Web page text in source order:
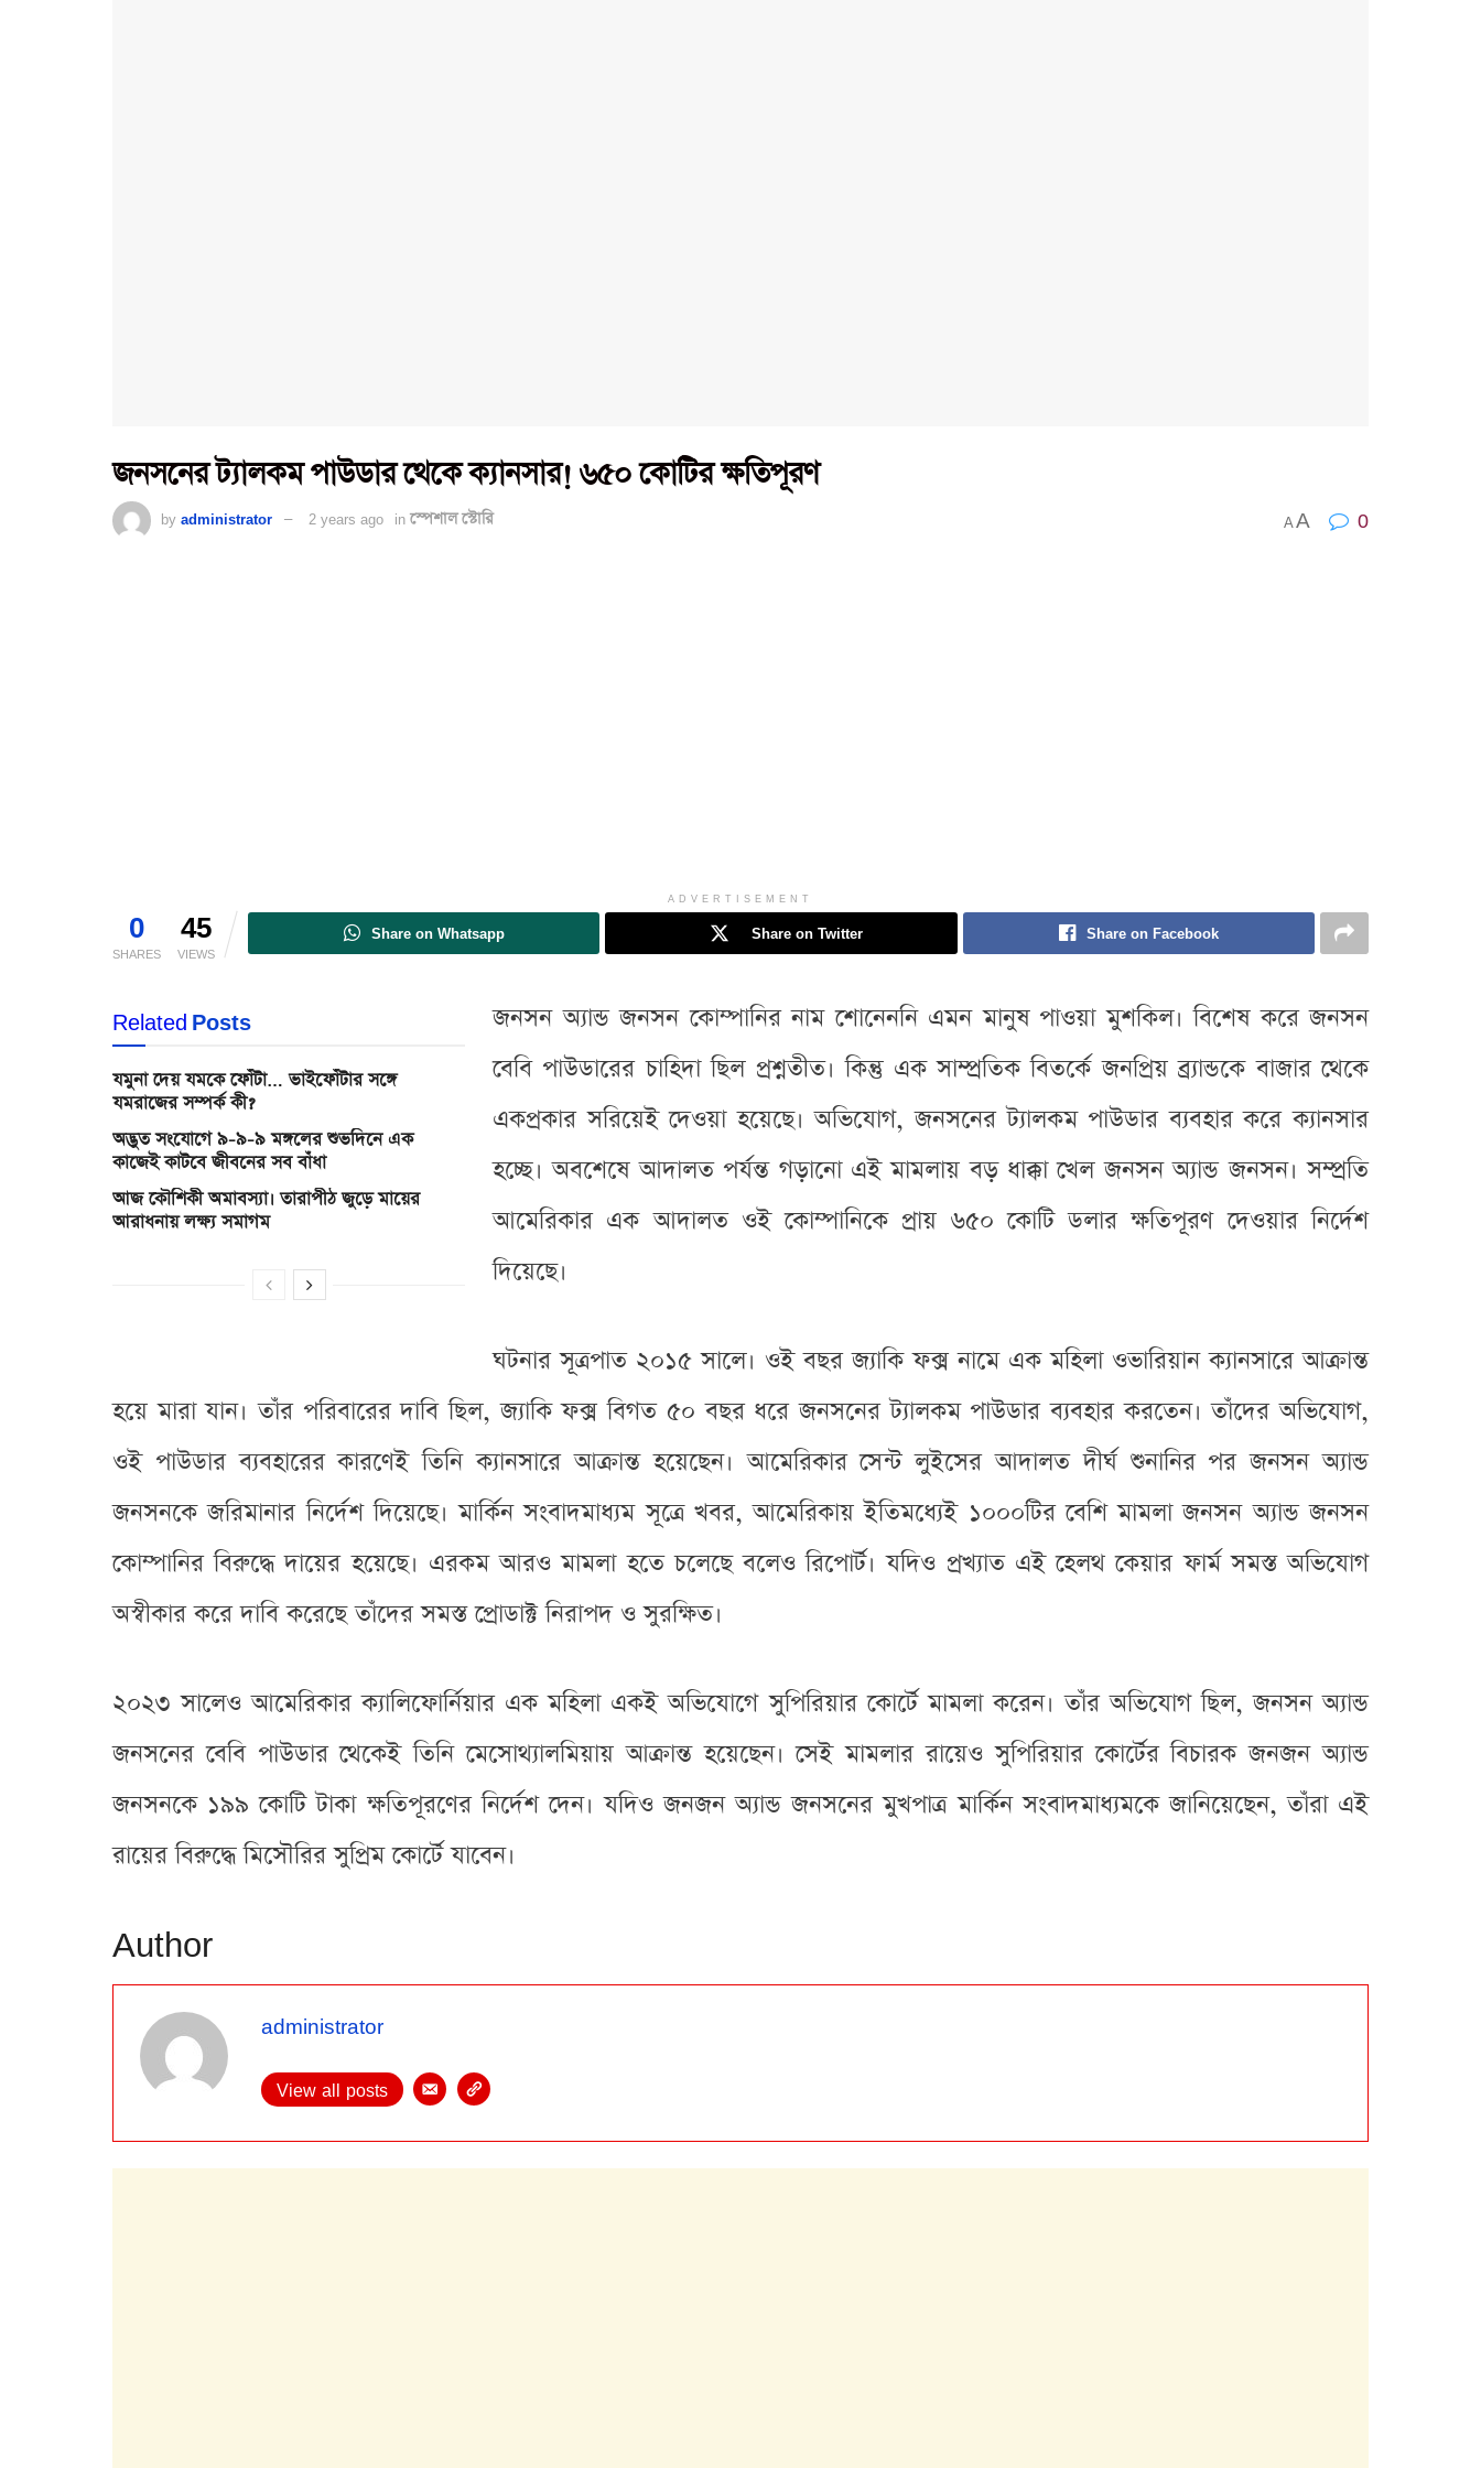
জনসনের ট্যালকম পাউডার থেকে ক্যানসার! ৬৫০ কোটির ক্ষতিপূরণ
by administrator 2 years ago in স্পেশাল স্টোরি AA 0
ADVERTISEMENT
0
SHARES
45
VIEWS
Share on Whatsapp Share on Twitter Share on Facebook
RelatedPosts
যমুনা দেয় যমকে ফোঁটা… ভাইফোঁটার সঙ্গে
যমরাজের সম্পর্ক কী?
অদ্ভুত সংযোগে ৯-৯-৯ মঙ্গলের শুভদিনে এক
কাজেই কাটবে জীবনের সব বাঁধা
আজ কৌশিকী অমাবস্যা। তারাপীঠ জুড়ে মায়ের
আরাধনায় লক্ষ্য সমাগম
জনসন অ্যান্ড জনসন কোম্পানির নাম শোনেননি এমন মানুষ পাওয়া মুশকিল। বিশেষ করে জনসন
বেবি পাউডারের চাহিদা ছিল প্রশ্নতীত। কিন্তু এক সাম্প্রতিক বিতর্কে জনপ্রিয় ব্র্যান্ডকে বাজার থেকে
একপ্রকার সরিয়েই দেওয়া হয়েছে। অভিযোগ, জনসনের ট্যালকম পাউডার ব্যবহার করে ক্যানসার
হচ্ছে। অবশেষে আদালত পর্যন্ত গড়ানো এই মামলায় বড় ধাক্কা খেল জনসন অ্যান্ড জনসন। সম্প্রতি
আমেরিকার এক আদালত ওই কোম্পানিকে প্রায় ৬৫০ কোটি ডলার ক্ষতিপূরণ দেওয়ার নির্দেশ
দিয়েছে।
ঘটনার সূত্রপাত ২০১৫ সালে। ওই বছর জ্যাকি ফক্স নামে এক মহিলা ওভারিয়ান ক্যানসারে আক্রান্ত
হয়ে মারা যান। তাঁর পরিবারের দাবি ছিল, জ্যাকি ফক্স বিগত ৫০ বছর ধরে জনসনের ট্যালকম পাউডার ব্যবহার করতেন। তাঁদের অভিযোগ,
ওই পাউডার ব্যবহারের কারণেই তিনি ক্যানসারে আক্রান্ত হয়েছেন। আমেরিকার সেন্ট লুইসের আদালত দীর্ঘ শুনানির পর জনসন অ্যান্ড
জনসনকে জরিমানার নির্দেশ দিয়েছে। মার্কিন সংবাদমাধ্যম সূত্রে খবর, আমেরিকায় ইতিমধ্যেই ১০০০টির বেশি মামলা জনসন অ্যান্ড জনসন
কোম্পানির বিরুদ্ধে দায়ের হয়েছে। এরকম আরও মামলা হতে চলেছে বলেও রিপোর্ট। যদিও প্ৰখ্যাত এই হেলথ কেয়ার ফার্ম সমস্ত অভিযোগ
অস্বীকার করে দাবি করেছে তাঁদের সমস্ত প্রোডাক্ট নিরাপদ ও সুরক্ষিত।
২০২৩ সালেও আমেরিকার ক্যালিফোর্নিয়ার এক মহিলা একই অভিযোগে সুপিরিয়ার কোর্টে মামলা করেন। তাঁর অভিযোগ ছিল, জনসন অ্যান্ড
জনসনের বেবি পাউডার থেকেই তিনি মেসোথ্যালমিয়ায় আক্রান্ত হয়েছেন। সেই মামলার রায়েও সুপিরিয়ার কোর্টের বিচারক জনজন অ্যান্ড
জনসনকে ১৯৯ কোটি টাকা ক্ষতিপূরণের নির্দেশ দেন। যদিও জনজন অ্যান্ড জনসনের মুখপাত্র মার্কিন সংবাদমাধ্যমকে জানিয়েছেন, তাঁরা এই
রায়ের বিরুদ্ধে মিসৌরির সুপ্রিম কোর্টে যাবেন।
Author
administrator
View all posts